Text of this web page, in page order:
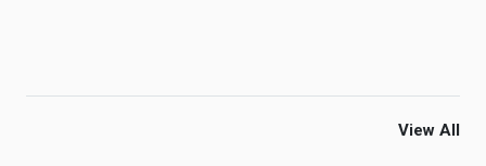
View All